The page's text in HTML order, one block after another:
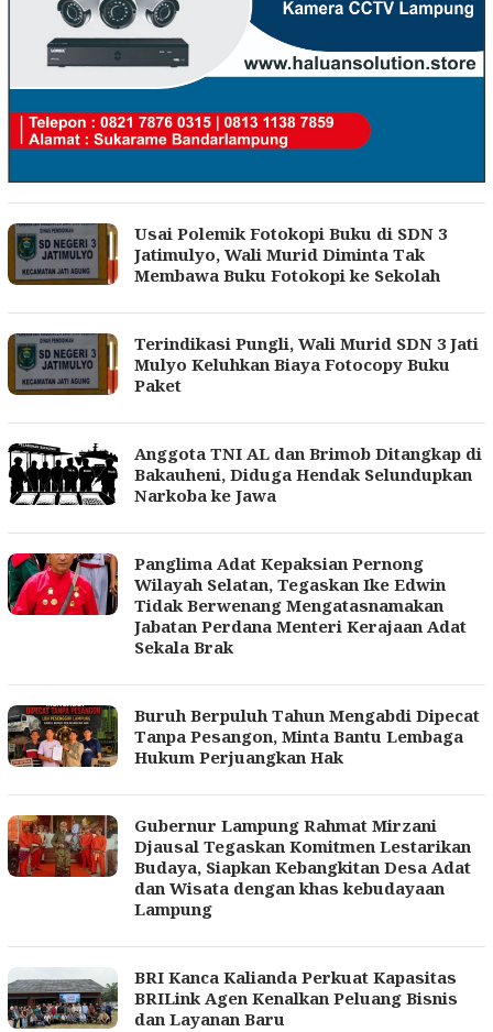
Usai Polemik Fotokopi Buku di SDN 3
Jatimulyo, Wali Murid Diminta Tak
Membawa Buku Fotokopi ke Sekolah
Terindikasi Pungli, Wali Murid SDN 3 Jati
Mulyo Keluhkan Biaya Fotocopy Buku
Paket
Anggota TNI AL dan Brimob Ditangkap di
Bakauheni, Diduga Hendak Selundupkan
Narkoba ke Jawa
Panglima Adat Kepaksian Pernong
Wilayah Selatan, Tegaskan Ike Edwin
Tidak Berwenang Mengatasnamakan
Jabatan Perdana Menteri Kerajaan Adat
Sekala Brak
Buruh Berpuluh Tahun Mengabdi Dipecat
Tanpa Pesangon, Minta Bantu Lembaga
Hukum Perjuangkan Hak
Gubernur Lampung Rahmat Mirzani
Djausal Tegaskan Komitmen Lestarikan
Budaya, Siapkan Kebangkitan Desa Adat
dan Wisata dengan khas kebudayaan
Lampung
BRI Kanca Kalianda Perkuat Kapasitas
BRILink Agen Kenalkan Peluang Bisnis
dan Layanan Baru